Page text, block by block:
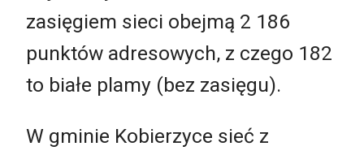
zasięgiem sieci obejmą 2 186
punktów adresowych, z czego 182
to białe plamy (bez zasięgu).
W gminie Kobierzyce sieć z